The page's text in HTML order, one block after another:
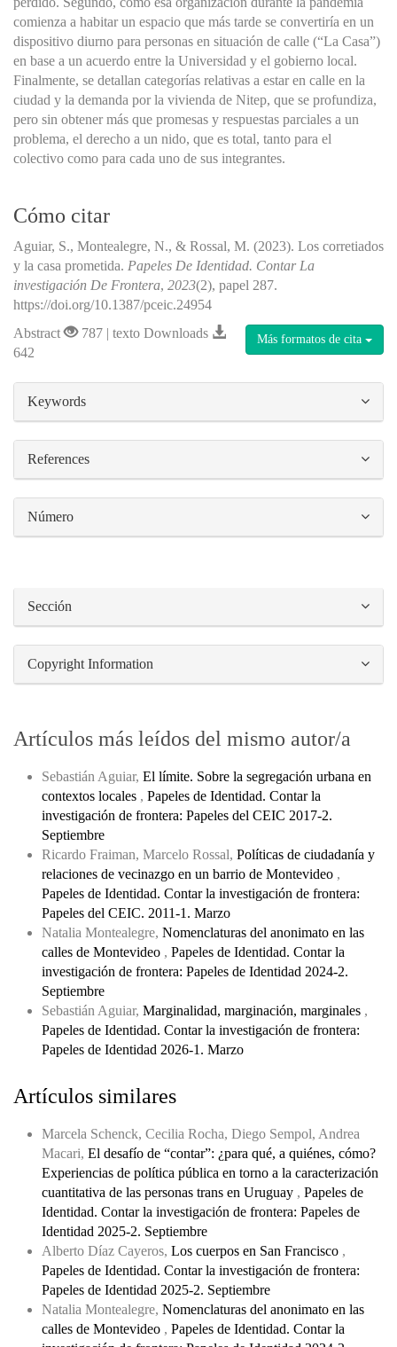
comienza a habitar un espacio que más tarde se convertiría en un
dispositivo diurno para personas en situación de calle (“La Casa”)
en base a un acuerdo entre la Universidad y el gobierno local.
Finalmente, se detallan categorías relativas a estar en calle en la
ciudad y la demanda por la vivienda de Nitep, que se profundiza,
pero sin obtener más que promesas y respuestas parciales a un
problema, el derecho a un nido, que es total, tanto para el
colectivo como para cada uno de sus integrantes.
Cómo citar
Aguiar, S., Montealegre, N., & Rossal, M. (2023). Los corretiados
y la casa prometida. Papeles De Identidad. Contar La
investigación De Frontera, 2023(2), papel 287.
https://doi.org/10.1387/pceic.24954
Más formatos de cita
Abstract
787 | texto Downloads
642
Keywords
References
Número
Sección
Copyright Information
Artículos más leídos del mismo autor/a
Sebastián Aguiar, El límite. Sobre la segregación urbana en
contextos locales , Papeles de Identidad. Contar la
investigación de frontera: Papeles del CEIC 2017-2.
Septiembre
Ricardo Fraiman, Marcelo Rossal, Políticas de ciudadanía y
relaciones de vecinazgo en un barrio de Montevideo ,
Papeles de Identidad. Contar la investigación de frontera:
Papeles del CEIC. 2011-1. Marzo
Natalia Montealegre, Nomenclaturas del anonimato en las
calles de Montevideo , Papeles de Identidad. Contar la
investigación de frontera: Papeles de Identidad 2024-2.
Septiembre
Sebastián Aguiar, Marginalidad, marginación, marginales ,
Papeles de Identidad. Contar la investigación de frontera:
Papeles de Identidad 2026-1. Marzo
Artículos similares
Marcela Schenck, Cecilia Rocha, Diego Sempol, Andrea
Macari, El desafío de “contar”: ¿para qué, a quiénes, cómo?
Experiencias de política pública en torno a la caracterización
cuantitativa de las personas trans en Uruguay , Papeles de
Identidad. Contar la investigación de frontera: Papeles de
Identidad 2025-2. Septiembre
Alberto Díaz Cayeros, Los cuerpos en San Francisco ,
Papeles de Identidad. Contar la investigación de frontera:
Papeles de Identidad 2025-2. Septiembre
Natalia Montealegre, Nomenclaturas del anonimato en las
calles de Montevideo , Papeles de Identidad. Contar la